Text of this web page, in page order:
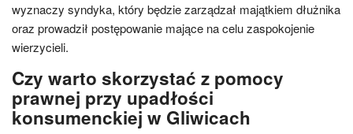
wyznaczy syndyka, który będzie zarządzał majątkiem dłużnika
oraz prowadził postępowanie mające na celu zaspokojenie
wierzycieli.
Czy warto skorzystać z pomocy
prawnej przy upadłości
konsumenckiej w Gliwicach